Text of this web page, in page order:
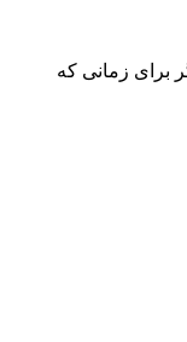
برای زمانی که